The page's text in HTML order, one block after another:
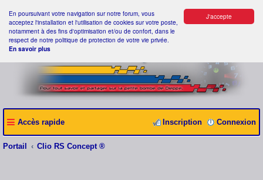
J'accepte
En poursuivant votre navigation sur notre forum, vous
acceptez l'installation et l'utilisation de cookies sur votre poste,
notamment à des fins d'optimisation et/ou de confort, dans le
respect de notre politique de protection de votre vie privée.
En savoir plus
Accès rapide Connexion
Inscription
Portail Clio RS Concept ®